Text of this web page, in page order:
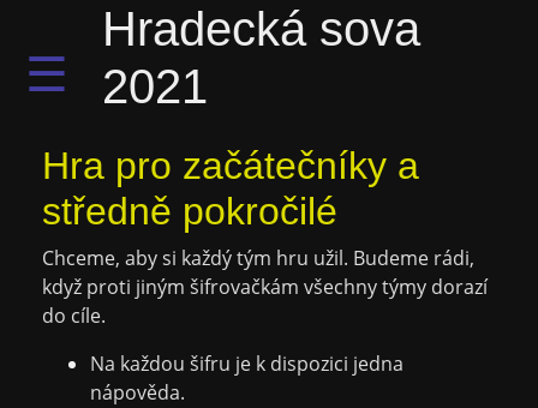
☰
Hradecká sova
2021
Hra pro začátečníky a
středně pokročilé
Chceme, aby si každý tým hru užil. Budeme rádi,
když proti jiným šifrovačkám všechny týmy dorazí
do cíle.
Na každou šifru je k dispozici jedna
nápověda.